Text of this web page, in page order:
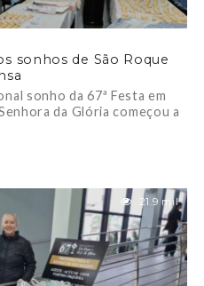
sonhos de São Roque
sonho da 67ª Festa em
da Glória começou a
21.9 mil